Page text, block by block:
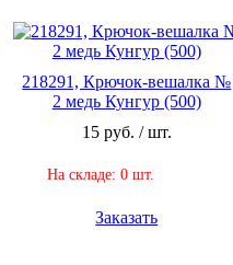
218291, Крючок-вешалка №
2 медь Кунгур (500)
15 руб. / шт.
На складе: 0 шт.
Заказать